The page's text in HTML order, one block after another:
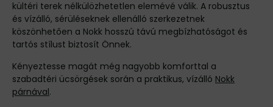
kültéri terek nélkülözhetetlen elemévé válik. A robusztus
és vízálló, sérüléseknek ellenálló szerkezetnek
köszönhetően a Nokk hosszú távú megbízhatóságot és
tartós stílust biztosít Önnek.
Kényeztesse magát még nagyobb komforttal a
szabadtéri ücsörgések során a praktikus, vízálló Nokk
párnával.